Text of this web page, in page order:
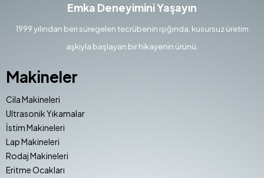
Emka Deneyimini Yaşayın
1999 yılından beri süregelen tecrübenin ışığında, kusursuz üretim
aşkıyla başlayan bir hikayenin ürünü.
Makineler
Cila Makineleri
Ultrasonik Yıkamalar
İstim Makineleri
Lap Makineleri
Rodaj Makineleri
Eritme Ocakları